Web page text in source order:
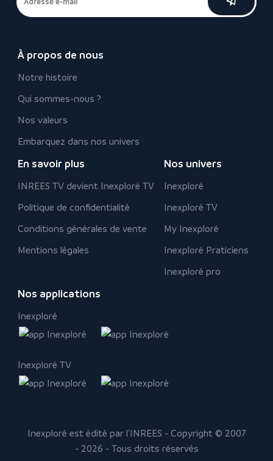
À propos de nous
Notre histoire
Qui sommes-nous ?
Nos valeurs
Embarquez dans nos univers
En savoir plus
INREES TV devient Inexploré TV
Politique de confidentialité
Conditions générales de vente
Mentions légales
Nos univers
Inexploré
Inexploré TV
My Inexploré
Inexploré Praticiens
Inexploré pro
Nos applications
Inexploré
Inexploré TV
Inexploré est édité par l'INREES - Copyright © 2007
- 2026 - Tous droits réservés